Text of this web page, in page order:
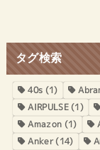
タグ検索
40s (1)
AIRPULSE(1)
Amazon (1)
Anker(14)